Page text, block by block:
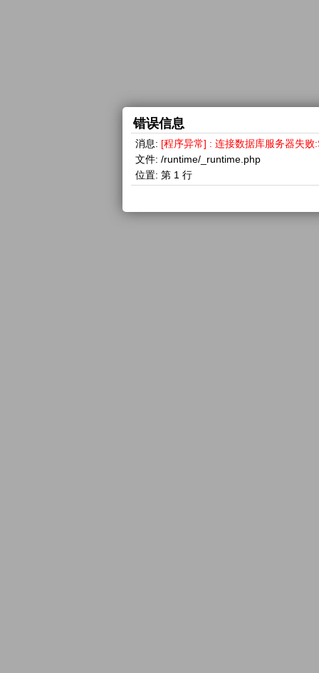
错误信息
消息: [程序异常] : 连接数据库服务器失
文件: /runtime/_runtime.php
位置: 第 1 行